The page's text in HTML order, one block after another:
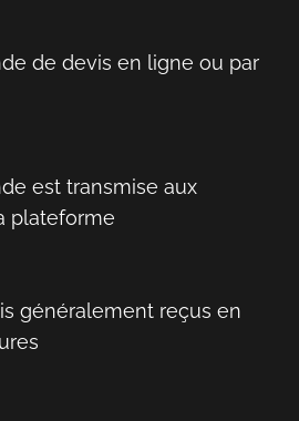
de devis en ligne ou par
est transmise aux
plateforme
généralement reçus en